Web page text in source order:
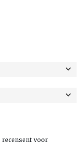
recensent voor